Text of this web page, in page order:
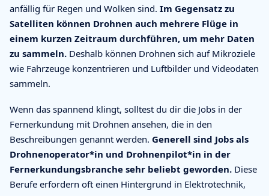
anfällig für Regen und Wolken sind. Im Gegensatz zu
Satelliten können Drohnen auch mehrere Flüge in
einem kurzen Zeitraum durchführen, um mehr Daten
zu sammeln. Deshalb können Drohnen sich auf Mikroziele
wie Fahrzeuge konzentrieren und Luftbilder und Videodaten
sammeln.
Wenn das spannend klingt, solltest du dir die Jobs in der
Fernerkundung mit Drohnen ansehen, die in den
Beschreibungen genannt werden. Generell sind Jobs als
Drohnenoperator*in und Drohnenpilot*in in der
Fernerkundungsbranche sehr beliebt geworden. Diese
Berufe erfordern oft einen Hintergrund in Elektrotechnik,